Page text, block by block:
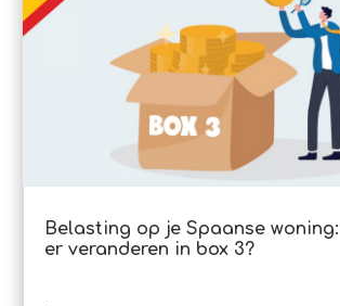
Belasting op je Spaanse
er veranderen in box 3?